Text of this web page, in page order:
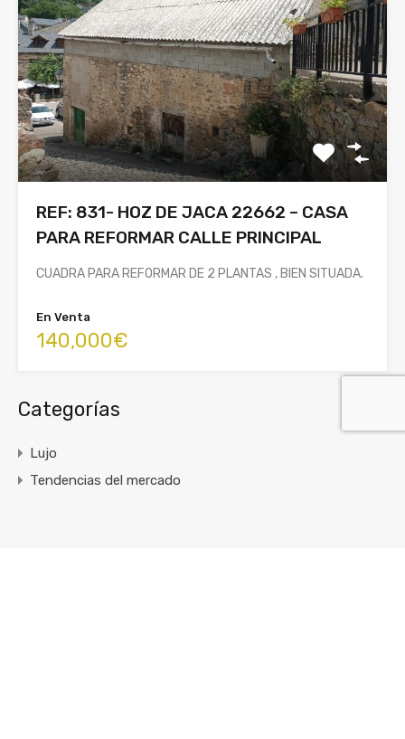
REF: 831- HOZ DE JACA 22662 – CASA
PARA REFORMAR CALLE PRINCIPAL
CUADRA PARA REFORMAR DE 2 PLANTAS , BIEN SITUADA.
En Venta
140,000€
Categorías
Lujo
Tendencias del mercado